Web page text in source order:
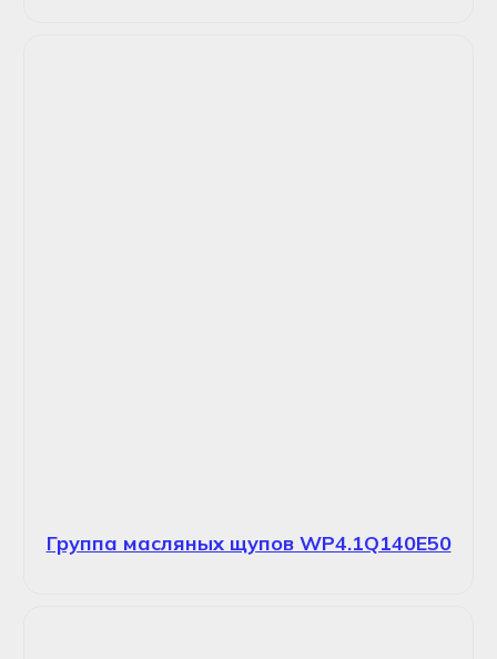
Группа масляных щупов WP4.1Q140E50